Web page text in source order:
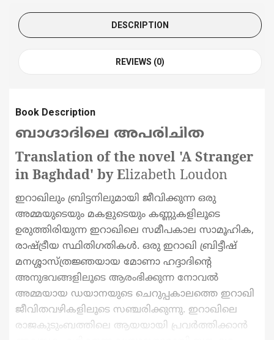
DESCRIPTION
REVIEWS (0)
Book Description
ബാഗ്ദാദിലെ അപരിചിത
Translation of the novel 'A Stranger
in Baghdad' by Elizabeth Loudon
ഇറാഖിലും ബ്രിട്ടനിലുമായി ജീവിക്കുന്ന ഒരു
അമ്മയുടെയും മകളുടെയും കണ്ണുകളിലൂടെ
ഉരുത്തിരിയുന്ന ഇറാഖിലെ സമീപകാല സാമൂഹിക,
രാഷ്ട്രീയ സ്ഥിതിഗതികൾ. ഒരു ഇറാഖി ബ്രിട്ടീഷ്
മനശ്ശാസ്ത്രജ്ഞയായ മോണാ ഹദ്ദാദിൻ്റെ
അനുഭവങ്ങളിലൂടെ ആരംഭിക്കുന്ന നോവൽ
അമ്മയായ ഡയാനയുടെ ചെറുപ്പകാലത്തെ ഇറാഖി
ജീവിതവഴികളിലൂടെ സഞ്ചരിക്കുന്നു. ഇറാഖിലെ
രാജകുടുംബത്തിലെ ആയയായി പ്രവർത്തിക്കാൻ